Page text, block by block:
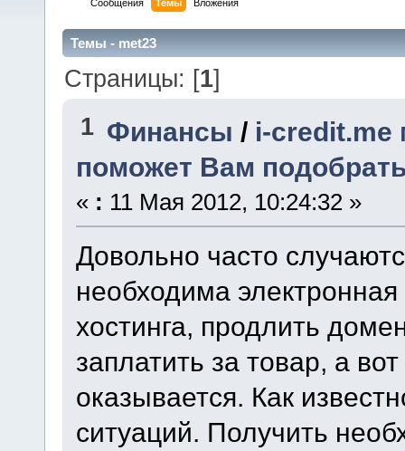
Сообщения Темы Вложения
Темы - met23
Страницы: [1]
1 Финансы / i-credit.me
поможет Вам
« : 11 Мая 2012, 10:24:32 »
Довольно часто
необходима
хостинга, продлить
заплатить за товар, а
оказывается. Как
ситуаций. Получить